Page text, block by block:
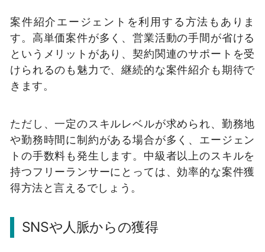
案件紹介エージェントを利用する方法もありま
す。高単価案件が多く、営業活動の手間が省ける
というメリットがあり、契約関連のサポートを受
けられるのも魅力で、継続的な案件紹介も期待で
きます。
ただし、一定のスキルレベルが求められ、勤務地
や勤務時間に制約がある場合が多く、エージェン
トの手数料も発生します。中級者以上のスキルを
持つフリーランサーにとっては、効率的な案件獲
得方法と言えるでしょう。
SNSや人脈からの獲得